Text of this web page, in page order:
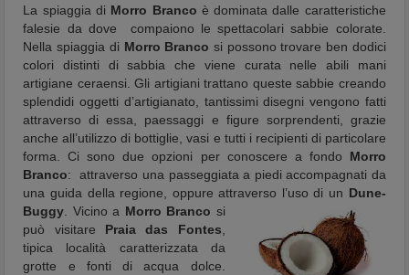
La spiaggia di Morro Branco è dominata dalle caratteristiche
falesie da dove compaiono le spettacolari sabbie colorate.
Nella spiaggia di Morro Branco si possono trovare ben dodici
colori distinti di sabbia che viene curata nelle abili mani
artigiane ceraensi. Gli artigiani trattano queste sabbie creando
splendidi oggetti d’artigianato, tantissimi disegni vengono fatti
attraverso di essa, paessaggi e figure sorprendenti, grazie
anche all’utilizzo di bottiglie, vasi e tutti i recipienti di particolare
forma. Ci sono due opzioni per conoscere a fondo Morro
Branco: attraverso una passeggiata a piedi accompagnati da
una guida della regione, oppure attraverso l’uso di un Dune-
Buggy . Vicino a Morro Branco si
può visitare Praia das Fontes
tipica località caratterizzata da
grotte e fonti di acqua dolce.